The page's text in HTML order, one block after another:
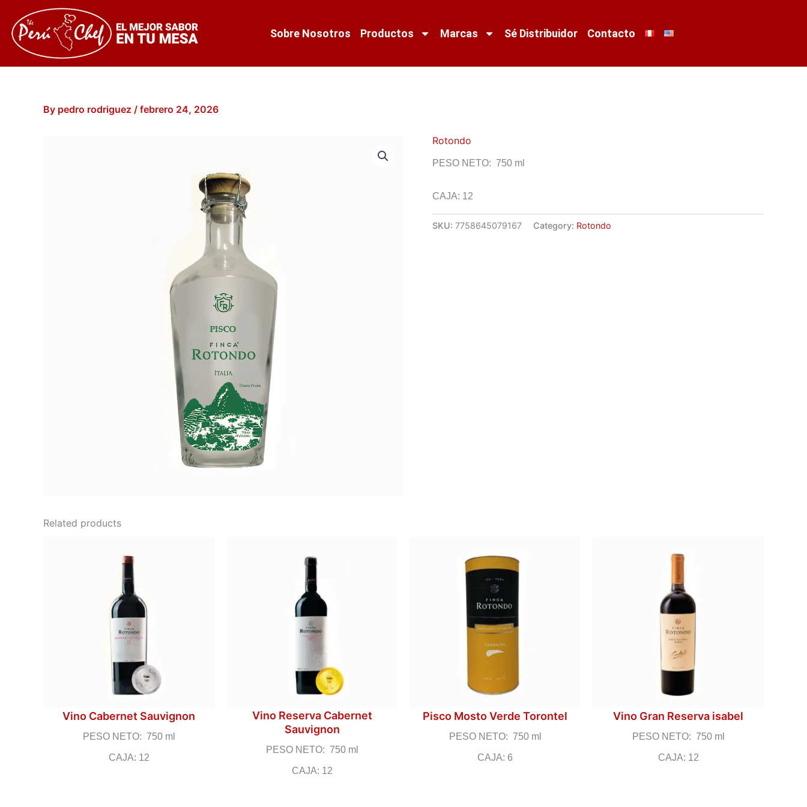
content
Sobre Nosotros Productos Marcas Sé Distribuidor Contacto
By pedro rodriguez / febrero 24, 2026
Rotondo
PESO NETO: 750 ml
CAJA: 12
SKU: 7758645079167 Category: Rotondo
Related products
Vino Cabernet Sauvignon
PESO NETO: 750 ml
CAJA: 12
Vino Reserva Cabernet
Sauvignon
PESO NETO: 750 ml
CAJA: 12
Pisco Mosto Verde Torontel
PESO NETO: 750 ml
CAJA: 6
Vino Gran Reserva isabel
PESO NETO: 750 ml
CAJA: 12